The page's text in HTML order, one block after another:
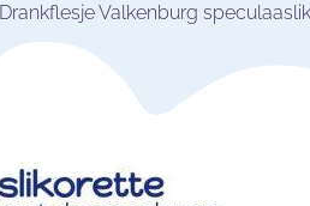
Drankflesje Valkenburg